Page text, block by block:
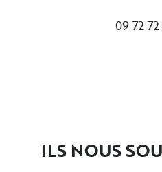
09 72
ILS NOUS